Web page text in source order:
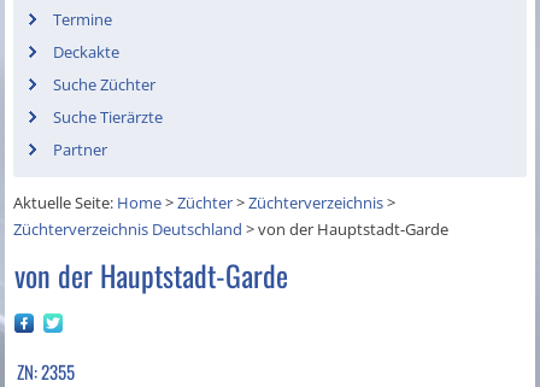
Termine
Deckakte
Suche Züchter
Suche Tierärzte
Partner
Aktuelle Seite: Home>Züchter>Züchterverzeichnis>
Züchterverzeichnis Deutschland >von der Hauptstadt-Garde
von der Hauptstadt-Garde
ZN: 2355